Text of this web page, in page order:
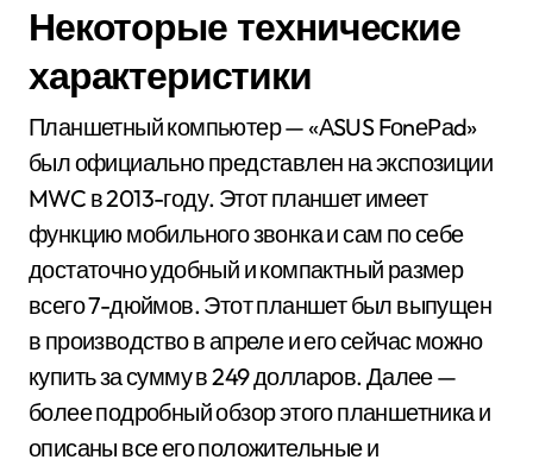
Некоторые технические
характеристики
Планшетный компьютер — «АSUS FоnеPаd»
был официально представлен на экспозиции
MWC в 2013-году. Этот планшет имеет
функцию мобильного звонка и сам по себе
достаточно удобный и компактный размер
всего 7-дюймов. Этот планшет был выпущен
в производство в апреле и его сейчас можно
купить за сумму в 249 долларов. Далее —
более подробный обзор этого планшетника и
описаны все его положительные и